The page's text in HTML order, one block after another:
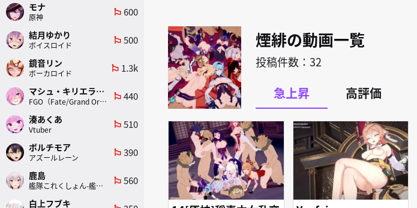
煙緋の動画一覧
投稿件数：32
急上昇 高評価
モナ
原神
emoji_flags 600
結月ゆかり
ボイスロイド
emoji_flags 500
鏡音リン
ボーカロイド
emoji_flags 1.3k
マシュ・キリエライト
FGO（Fate/Grand Order）
emoji_flags 440
湊あくあ
Vtuber
emoji_flags 510
ボルチモア
アズールレーン
emoji_flags 390
鹿島
艦隊これくしょん-艦これ-
emoji_flags 560
白上フブキ